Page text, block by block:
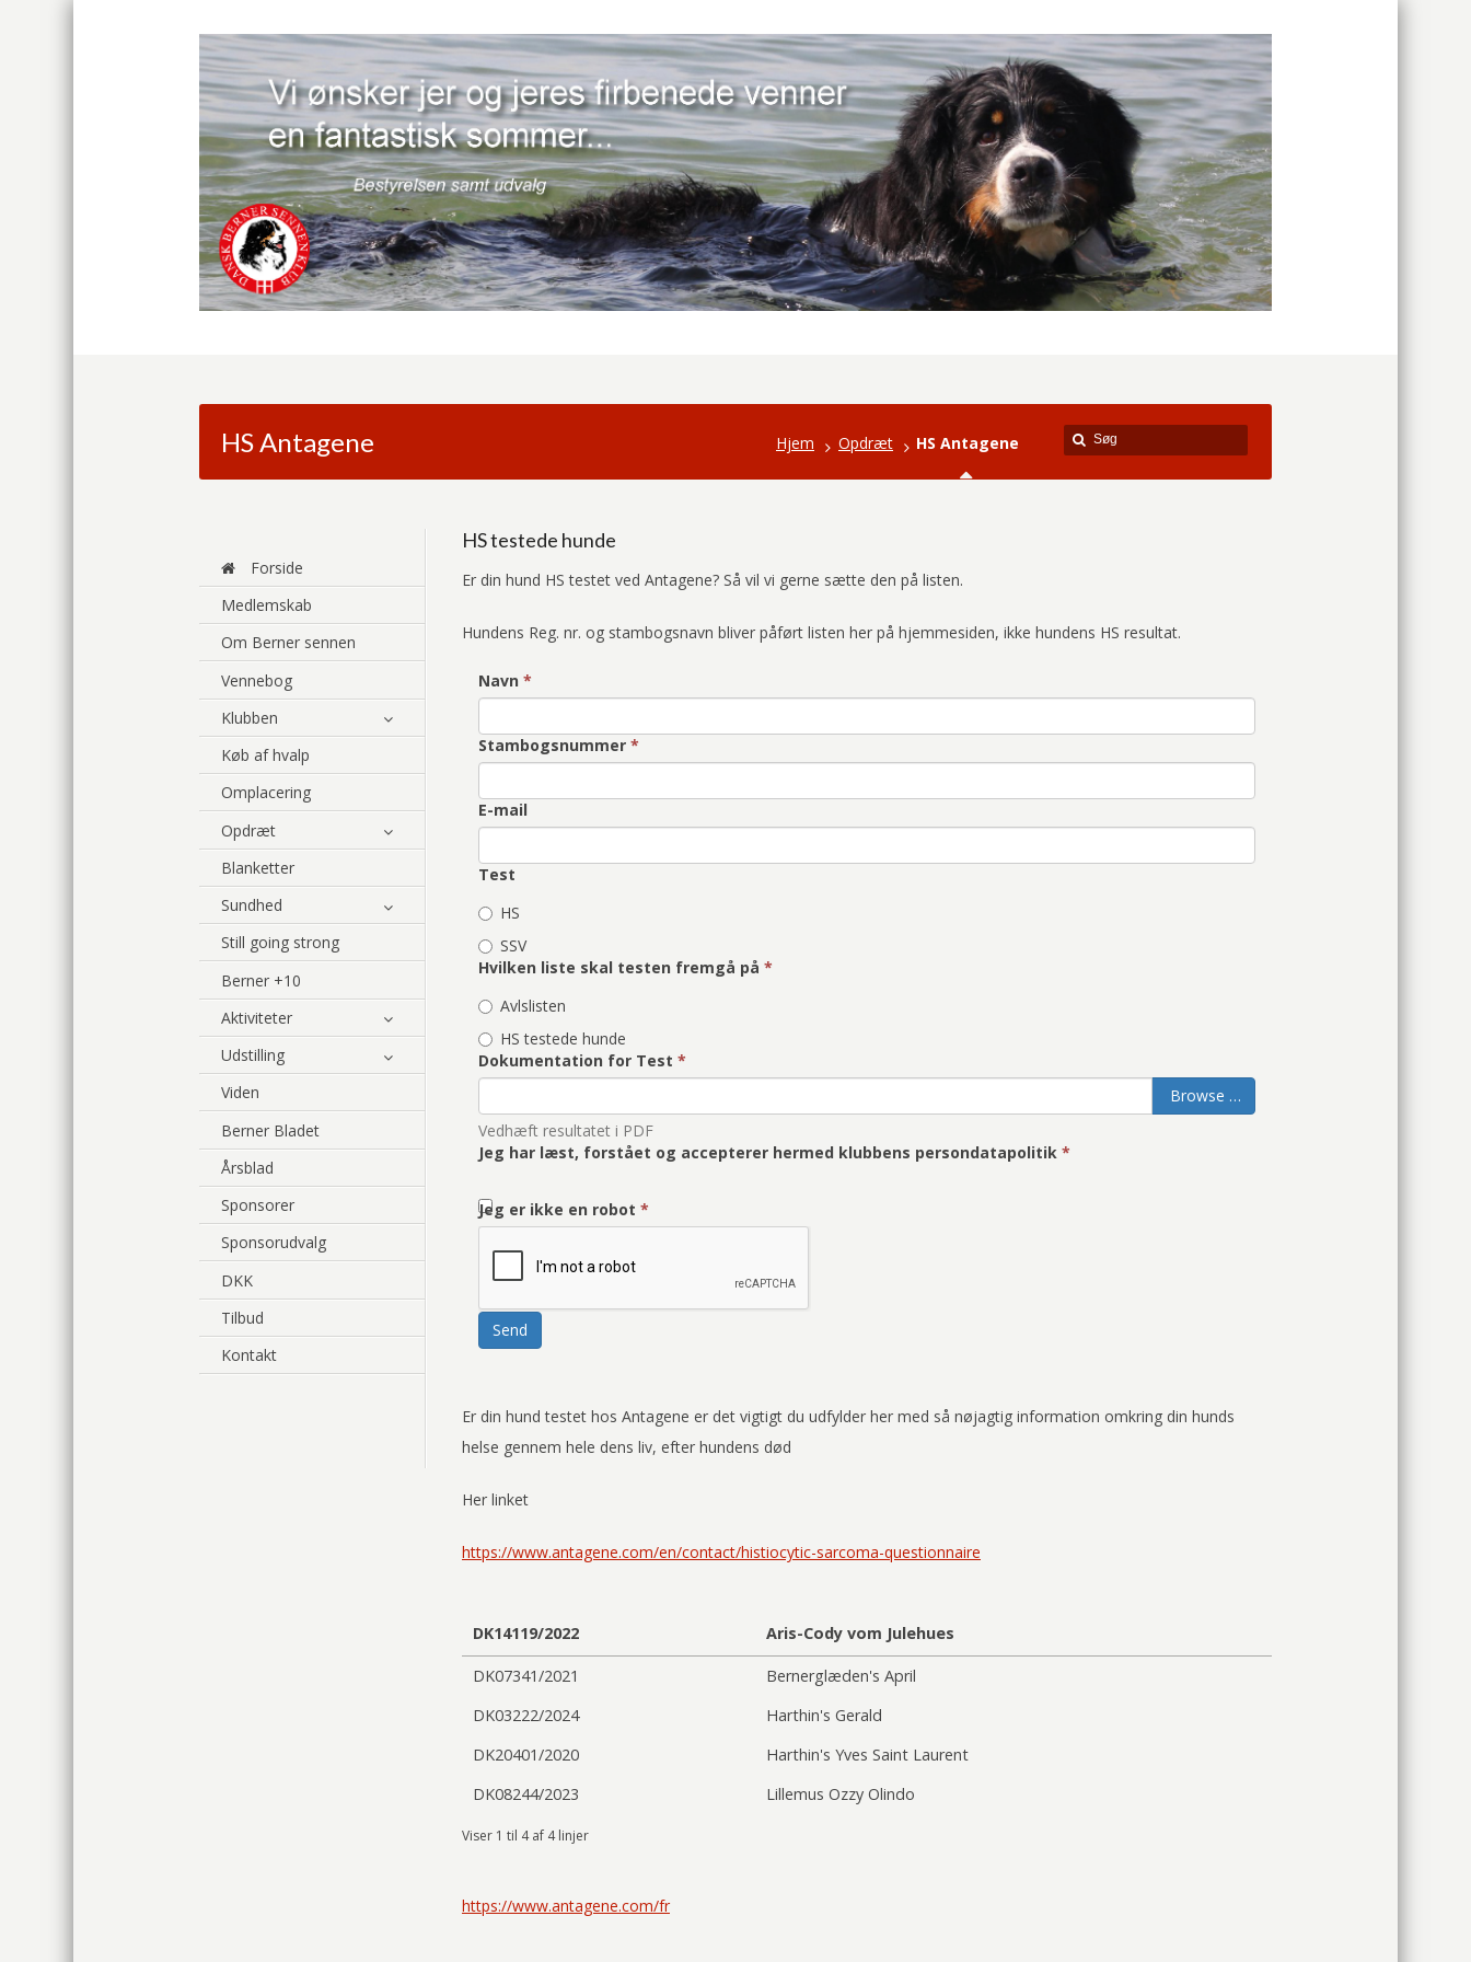
HS Antagene Hjem Opdræt HS Antagene
Forside
Medlemskab
Om Berner sennen
Vennebog
Klubben
Køb af hvalp
Omplacering
Opdræt
Blanketter
Sundhed
Still going strong
Berner +10
Aktiviteter
Udstilling
Viden
Berner Bladet
Årsblad
Sponsorer
Sponsorudvalg
DKK
Tilbud
Kontakt
HS testede hunde
Er din hund HS testet ved Antagene? Så vil vi gerne sætte den på listen.
Hundens Reg. nr. og stambogsnavn bliver påført listen her på hjemmesiden, ikke hundens HS resultat.
Navn *
Stambogsnummer *
E-mail
Test
HS
SSV
Hvilken liste skal testen fremgå på *
Avlslisten
HS testede hunde
Dokumentation for Test *
Browse …
Vedhæft resultatet i PDF
Jeg har læst, forstået og accepterer hermed klubbens persondatapolitik *
Jeg er ikke en robot *
Send
Er din hund testet hos Antagene er det vigtigt du udfylder her med så nøjagtig information omkring din hunds
helse gennem hele dens liv, efter hundens død
Her linket
https://www.antagene.com/en/contact/histiocytic-sarcoma-questionnaire
DK14119/2022 Aris-Cody vom Julehues
DK07341/2021
Bernerglæden's April
DK03222/2024
Harthin's Gerald
DK20401/2020
Harthin's Yves Saint Laurent
DK08244/2023
Lillemus Ozzy Olindo
Viser 1 til 4 af 4 linjer
https://www.antagene.com/fr